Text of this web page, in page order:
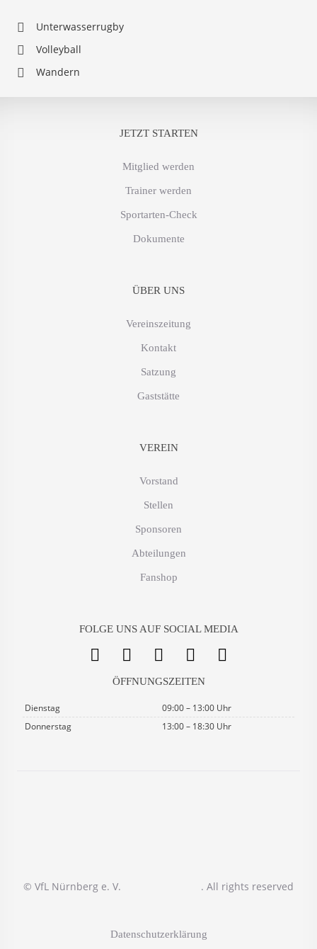
Unterwasserrugby
Volleyball
Wandern
JETZT STARTEN
Mitglied werden
Trainer werden
Sportarten-Check
Dokumente
ÜBER UNS
Vereinszeitung
Kontakt
Satzung
Gaststätte
VEREIN
Vorstand
Stellen
Sponsoren
Abteilungen
Fanshop
FOLGE UNS AUF SOCIAL MEDIA
ÖFFNUNGSZEITEN
Dienstag
09:00 – 13:00 Uhr
Donnerstag
13:00 – 18:30 Uhr
© VfL Nürnberg e. V. . All rights reserved
Datenschutzerklärung